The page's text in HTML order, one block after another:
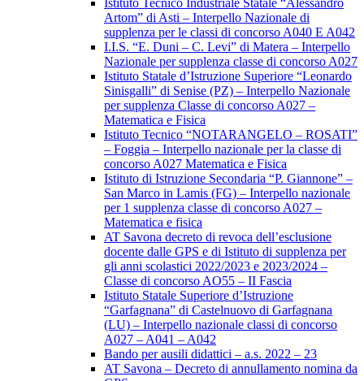
Istituto Tecnico Industriale Statale “Alessandro
Artom” di Asti – Interpello Nazionale di
supplenza per le classi di concorso A040 E A042
I.I.S. “E. Duni – C. Levi” di Matera – Interpello
Nazionale per supplenza classe di concorso A027
Istituto Statale d’Istruzione Superiore “Leonardo
Sinisgalli” di Senise (PZ) – Interpello Nazionale
per supplenza Classe di concorso A027 –
Matematica e Fisica
Istituto Tecnico “NOTARANGELO – ROSATI”
– Foggia – Interpello nazionale per la classe di
concorso A027 Matematica e Fisica
Istituto di Istruzione Secondaria “P. Giannone” –
San Marco in Lamis (FG) – Interpello nazionale
per 1 supplenza classe di concorso A027 –
Matematica e fisica
AT Savona decreto di revoca dell’esclusione
docente dalle GPS e di Istituto di supplenza per
gli anni scolastici 2022/2023 e 2023/2024 –
Classe di concorso AO55 – II Fascia
Istituto Statale Superiore d’Istruzione
“Garfagnana” di Castelnuovo di Garfagnana
(LU) – Interpello nazionale classi di concorso
A027 – A041 – A042
Bando per ausili didattici – a.s. 2022 – 23
AT Savona – Decreto di annullamento nomina da